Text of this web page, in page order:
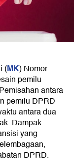
(MK) Nomor
pemilu
antara
pemilu DPRD
antara dua
Dampak
yang
DPRD.